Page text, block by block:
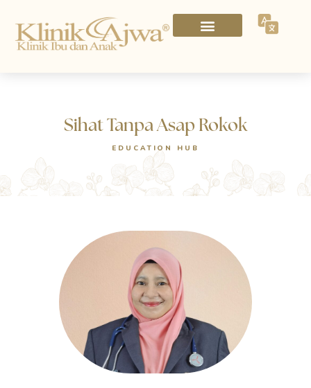
Sihat Tanpa Asap Rokok
EDUCATION HUB